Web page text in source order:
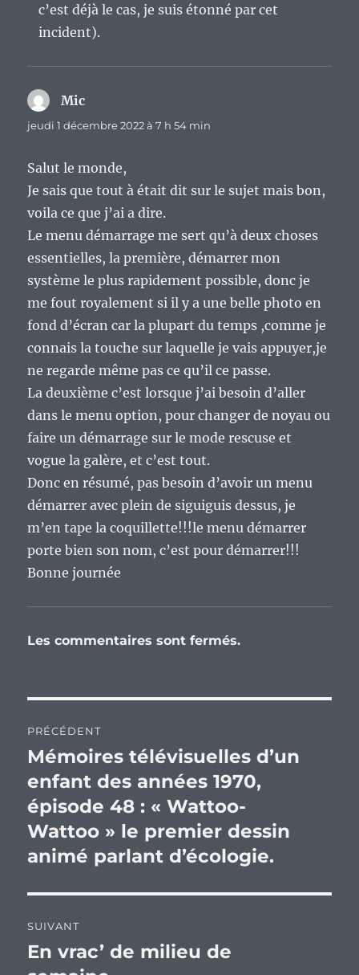
c’est déjà le cas, je suis étonné par cet
incident).
Mic
jeudi 1 décembre 2022 à 7 h 54 min
Salut le monde,
Je sais que tout à était dit sur le sujet mais bon,
voila ce que j’ai a dire.
Le menu démarrage me sert qu’à deux choses
essentielles, la première, démarrer mon
système le plus rapidement possible, donc je
me fout royalement si il y a une belle photo en
fond d’écran car la plupart du temps ,comme je
connais la touche sur laquelle je vais appuyer,je
ne regarde même pas ce qu’il ce passe.
La deuxième c’est lorsque j’ai besoin d’aller
dans le menu option, pour changer de noyau ou
faire un démarrage sur le mode rescuse et
vogue la galère, et c’est tout.
Donc en résumé, pas besoin d’avoir un menu
démarrer avec plein de siguiguis dessus, je
m’en tape la coquillette!!!le menu démarrer
porte bien son nom, c’est pour démarrer!!!
Bonne journée
Les commentaires sont fermés.
de
l’article
PRÉCÉDENT
Publication
précédente :
Mémoires télévisuelles d’un
enfant des années 1970,
épisode 48 : « Wattoo-
Wattoo » le premier dessin
animé parlant d’écologie.
SUIVANT
Publication
En vrac’ de milieu de